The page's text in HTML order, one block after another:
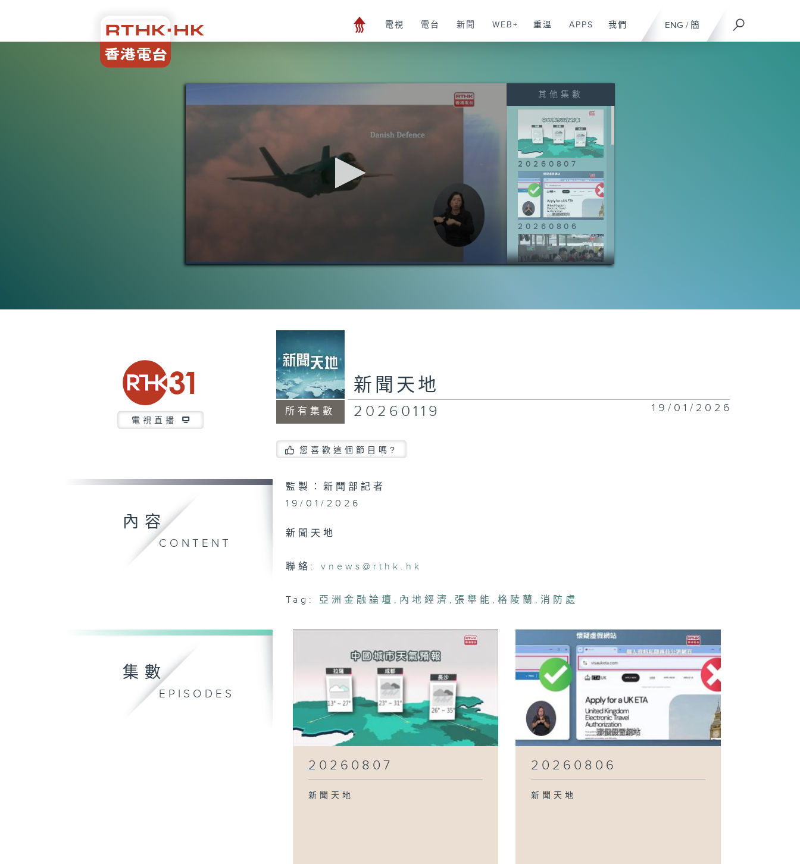
ENG / 簡
電視 電台 新聞 WEB+ 重溫 APPS 我們
0
其他集數
20260807
20260806
20260731
20260730
20260729
電視直播
所有集數
新聞天地
20260119 19/01/2026
您喜歡這個節目嗎?
內容
CONTENT
監製：新聞部記者
19/01/2026
新聞天地
聯絡:vnews@rthk.hk
Tag: 亞洲金融論壇 , 內地經濟 , 張舉能 ,格陵蘭 ,消防處
集數
EPISODES
20260807
新聞天地
20260806
新聞天地